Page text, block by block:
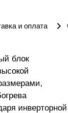
и оплата
блок
инверторной